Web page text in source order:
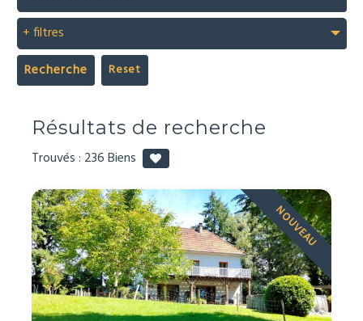
+ filtres
Recherche
Résultats de recherche
Trouvés : 236Biens
NOUVEAU